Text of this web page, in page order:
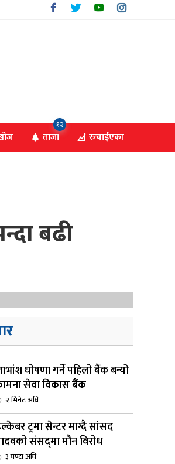
ताजा
१२
रुचाईएका
बढी
घोषणा गर्ने पहिलो बैंक बन्यो
सेवा विकास बैंक
२ मिनेट अघि
ट्रमा सेन्टर माग्दै सांसद
संसद्‌मा मौन विरोध
३ घण्टा अघि